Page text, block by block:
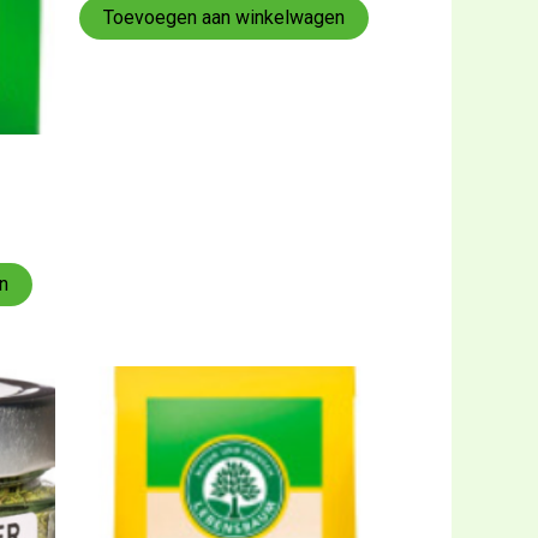
5
Toevoegen aan winkelwagen